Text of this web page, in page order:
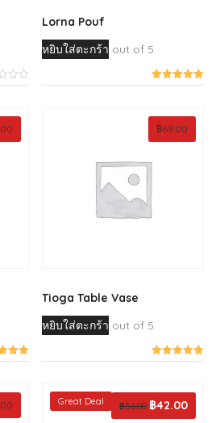
Lorna Pouf
หยิบใส่ตะกร้า out of 5
Tioga Table Vase
฿69.00
หยิบใส่ตะกร้า out of 5
Great Deal ฿56.00 Original
฿42.00